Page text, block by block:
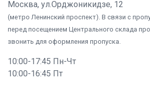
Москва, ул.Орджоникидзе, 12
(метро Ленинский проспект). В связи с
перед посещением Центрального склада
звонить для оформления пропуска.
10:00-17:45 Пн-Чт
10:00-16:45 Пт